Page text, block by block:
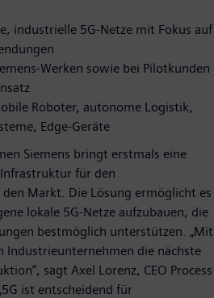
industrielle 5G-Netze mit Fokus auf
Werken sowie bei Pilotkunden
Roboter, autonome Logistik,
Edge-Geräte
Siemens bringt erstmals eine
für den
Markt. Die Lösung ermöglicht es
lokale 5G-Netze aufzubauen, die
bestmöglich unterstützen. „Mit
Industrieunternehmen die nächste
sagt Axel Lorenz, CEO Process
ist entscheidend für